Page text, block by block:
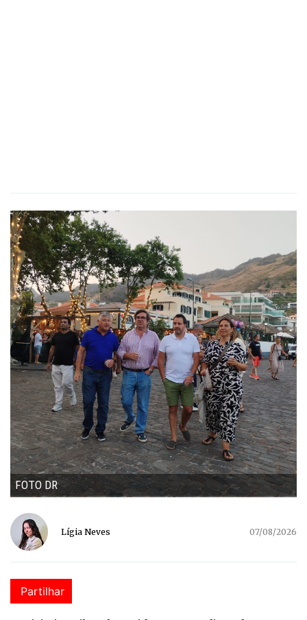
FOTO DR
Lígia Neves 07/08/2026
Partilhar